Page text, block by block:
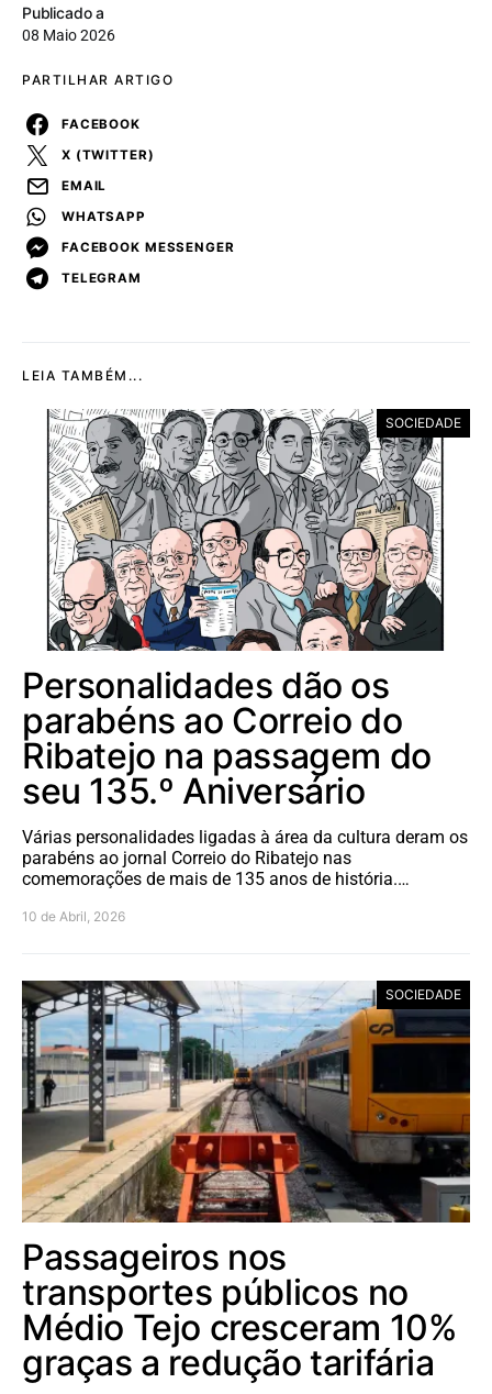
Publicado a
08 Maio 2026
PARTILHAR ARTIGO
FACEBOOK
X (TWITTER)
EMAIL
WHATSAPP
FACEBOOK MESSENGER
TELEGRAM
LEIA TAMBÉM...
SOCIEDADE
Personalidades dão os
parabéns ao Correio do
Ribatejo na passagem do
seu 135.º Aniversário
Várias personalidades ligadas à área da cultura deram os
parabéns ao jornal Correio do Ribatejo nas
comemorações de mais de 135 anos de história.…
10 de Abril, 2026
SOCIEDADE
Passageiros nos
transportes públicos no
Médio Tejo cresceram 10%
graças a redução tarifária